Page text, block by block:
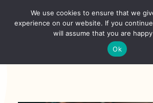
We use cookies to ensure that we
experience on our website. If you
will assume that you are
Ok